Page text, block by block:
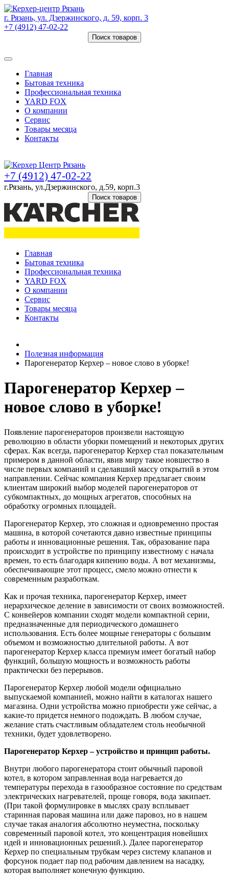
г. Рязань, ул. Дзержинского, д. 59, корп. 3
+7 (4912) 47-02-22
Поиск товаров
Главная
Бытовая техника
Профессиональная техника
YARD FOX
О компании
Сервис
Товары месяца
Контакты
+7 (4912) 47-02-22
г.Рязань, ул.Дзержинского, д.59, корп.3
Поиск товаров
Главная
Бытовая техника
Профессиональная техника
YARD FOX
О компании
Сервис
Товары месяца
Контакты
Полезная информация
Парогенератор Керхер – новое слово в уборке!
Парогенератор Керхер –
новое слово в уборке!
Появление парогенераторов произвели настоящую
революцию в области уборки помещений и некоторых других
сферах. Как всегда, парогенератор Керхер стал показательным
примером в данной области, явив миру такое новшество в
числе первых компаний и сделавший массу открытий в этом
направлении. Сейчас компания Керхер предлагает своим
клиентам широкий выбор моделей парогенераторов от
субкомпактных, до мощных агрегатов, способных на
обработку огромных площадей.
Парогенератор Керхер, это сложная и одновременно простая
машина, в которой сочетаются давно известные принципы
работы и инновационные решения. Так, образование пара
происходит в устройстве по принципу известному с начала
времен, то есть благодаря кипению воды. А вот механизмы,
обеспечивающие этот процесс, смело можно отнести к
современным разработкам.
Как и прочая техника, парогенератор Керхер, имеет
иерархическое деление в зависимости от своих возможностей.
С конвейеров компании сходят модели компактной серии,
предназначенные для периодического домашнего
использования. Есть более мощные генераторы с большим
объемом и возможностью длительной работы. А вот
парогенератор Керхер класса премиум имеет богатый набор
функций, большую мощность и возможность работы
практически без перерывов.
Парогенератор Керхер любой модели официально
выпускаемой компанией, можно найти в каталогах нашего
магазина. Одни устройства можно приобрести уже сейчас, а
какие-то придется немного подождать. В любом случае,
желание стать счастливым обладателем столь необычной
техники, будет удовлетворено.
Парогенератор Керхер – устройство и принцип работы.
Внутри любого парогенератора стоит обычный паровой
котел, в котором заправленная вода нагревается до
температуры перехода в газообразное состояние по средствам
электрических нагревателей, проще говоря, вода закипает.
(При такой формулировке в мыслях сразу всплывает
старинная паровая машина или даже паровоз, но в нашем
случае такая аналогия абсолютно неуместна, поскольку
современный паровой котел, это концентрация новейших
идей и инновационных решений.). Далее парогенератор
Керхер по специальным трубкам через систему клапанов и
форсунок подает пар под рабочим давлением на насадку,
которая выполняет конечную функцию.